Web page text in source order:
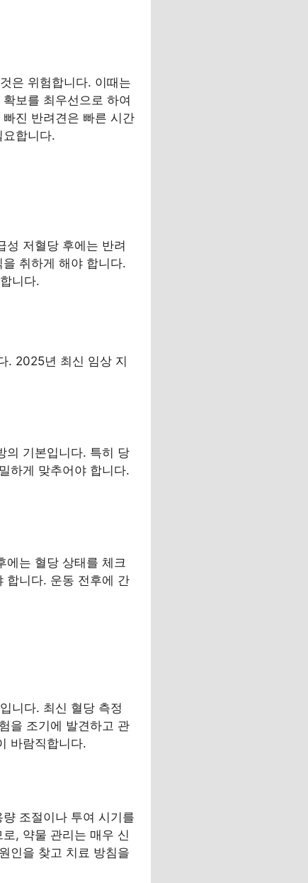
은 위험합니다. 이때는
보를 최우선으로 하여
진 반려견은 빠른 시간
합니다.
성 저혈당 후에는 반려
취하게 해야 합니다.
니다.
. 2025년 최신 임상 지
의 기본입니다. 특히 당
하게 맞추어야 합니다.
에는 혈당 상태를 체크
합니다. 운동 전후에 간
니다. 최신 혈당 측정
을 조기에 발견하고 관
바람직합니다.
조절이나 투여 시기를
, 약물 관리는 매우 신
인을 찾고 치료 방침을